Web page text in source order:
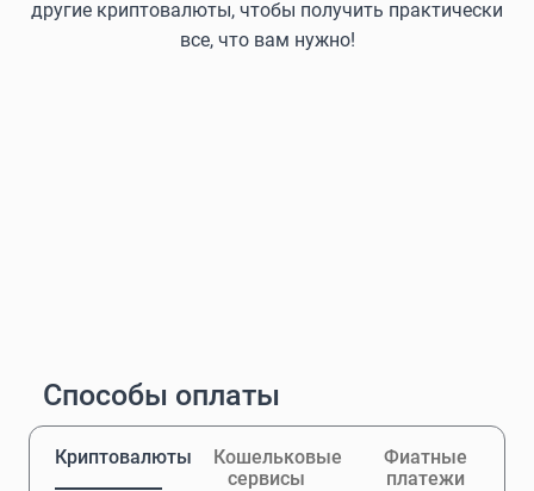
другие криптовалюты, чтобы получить практически
все, что вам нужно!
Способы оплаты
Криптовалюты
Кошельковые
сервисы
Фиатные
платежи